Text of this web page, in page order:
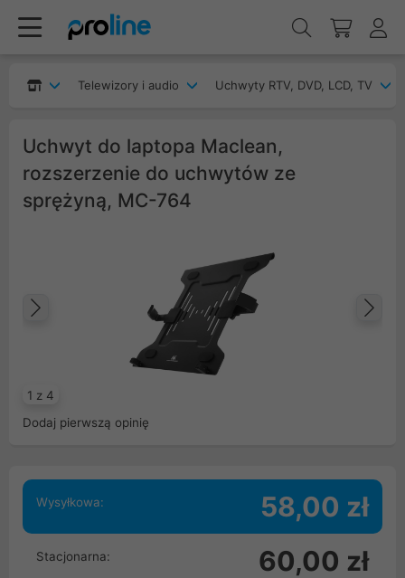
Telewizory i audio Uchwyty RTV, DVD, LCD, TV
Uchwyt do laptopa Maclean,
rozszerzenie do uchwytów ze
sprężyną, MC-764
1 z 4
Poprzedni
Dodaj pierwszą opinię
Wysyłkowa: 58,00 zł
Stacjonarna: 60,00 zł